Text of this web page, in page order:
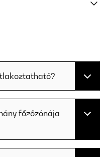
főzőzónája